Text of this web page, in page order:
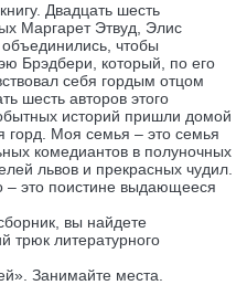
Двадцать шесть
Маргарет Этвуд, Элис
чтобы
Брэдбери, который, по его
себя гордым отцом
шесть авторов этого
историй пришли домой
горд. Моя семья – это семья
комедиантов в полуночных
львов и прекрасных чудил.
– это поистине выдающееся
вы найдете
трюк литературного
Занимайте места.